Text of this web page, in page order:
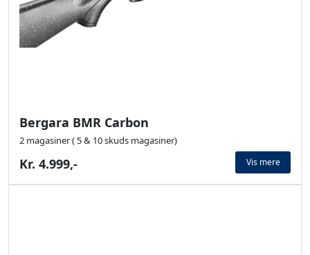
Bergara BMR Carbon
2 magasiner ( 5 & 10 skuds magasiner)
Kr. 4.999,- Vis mere